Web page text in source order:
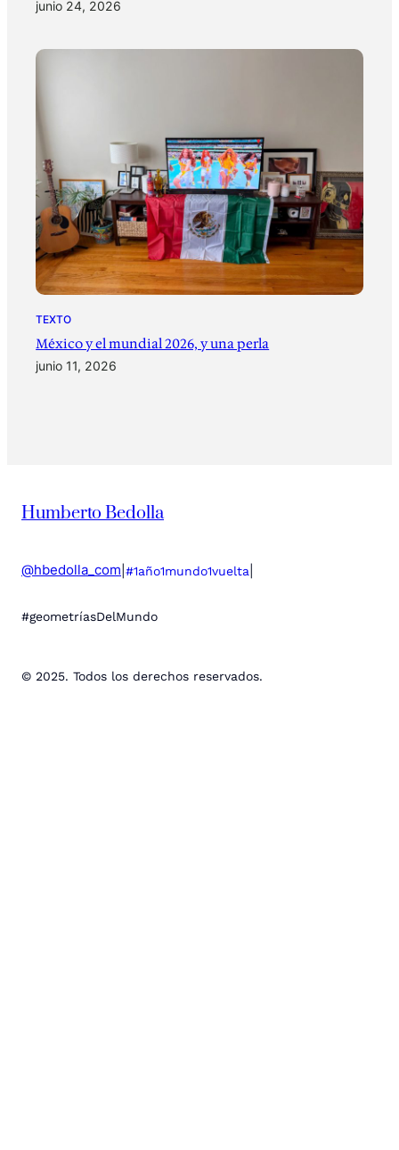
junio 24, 2026
TEXTO
México y el mundial 2026, y una perla
junio 11, 2026
Humberto Bedolla
@hbedolla_com #1año1mundo1vuelta
#geometríasDelMundo
© 2025. Todos los derechos reservados.